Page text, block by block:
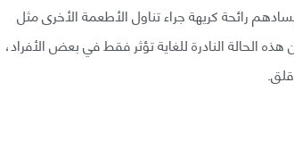
رائحة كريهة جراء تناول الأطعمة الأخرى مثل
الحالة النادرة للغاية تؤثر فقط في بعض الأفراد،